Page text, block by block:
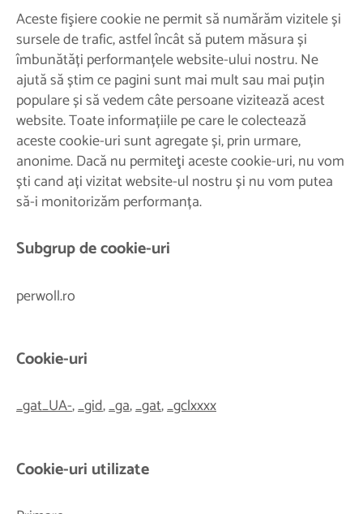
Aceste fişiere cookie ne permit să numărăm vizitele și
sursele de trafic, astfel încât să putem măsura și
îmbunătăți performanțele website-ului nostru. Ne
ajută să știm ce pagini sunt mai mult sau mai puțin
populare și să vedem câte persoane vizitează acest
website. Toate informațiile pe care le colectează
aceste cookie-uri sunt agregate și, prin urmare,
anonime. Dacă nu permiteţi aceste cookie-uri, nu vom
ști cand ați vizitat website-ul nostru și nu vom putea
să-i monitorizăm performanța.
Subgrup de cookie-uri
perwoll.ro
Cookie-uri
_gat_UA-,_gid,_ga,_gat,_gclxxxx
Cookie-uri utilizate